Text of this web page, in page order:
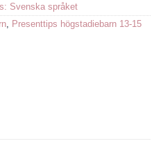
Svenska språket
Presenttips högstadiebarn 13-15